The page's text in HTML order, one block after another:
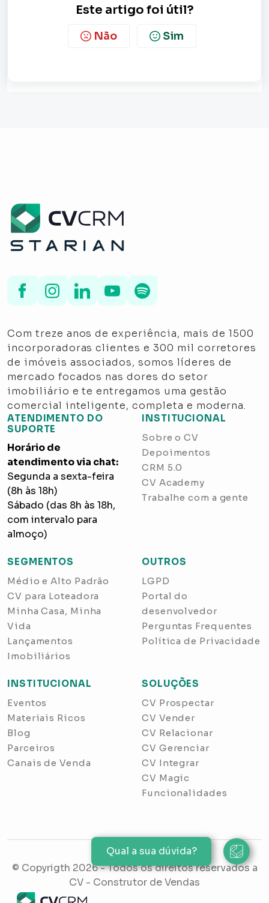
Este artigo foi útil?
Não Sim
Com treze anos de experiência, mais de 1500
incorporadoras clientes e 300 mil corretores
de imóveis associados, somos líderes de
mercado focados nas dores do setor
imobiliário e te entregamos uma gestão
comercial inteligente, completa e moderna.
INSTITUCIONAL
Sobre o CV
Depoimentos
CRM 5.0
CV Academy
Trabalhe com a gente
SEGMENTOS
Médio e Alto Padrão
CV para Loteadora
Minha Casa, Minha
Vida
Lançamentos
Imobiliários
OUTROS
LGPD
Portal do
desenvolvedor
Perguntas Frequentes
Política de Privacidade
INSTITUCIONAL
Eventos
Materiais Ricos
Blog
Parceiros
Canais de Venda
SOLUÇÕES
CV Prospectar
CV Vender
CV Relacionar
CV Gerenciar
CV Integrar
CV Magic
Funcionalidades
ATENDIMENTO DO
SUPORTE
Horário de
atendimento via chat:
Segunda a sexta-feira
(8h às 18h)
Sábado (das 8h às 18h,
com intervalo para
almoço)
© Copyrigth 2026- Todos os direitos reservados a
CV - Construtor de Vendas
Qual a sua dúvida?